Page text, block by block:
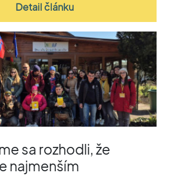
Detail článku
sa rozhodli, že
najmenším